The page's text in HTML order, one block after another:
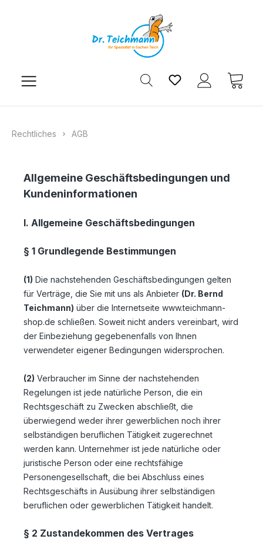
Du hast 0
Rechtliches AGB
Allgemeine Geschäftsbedingungen und
Kundeninformationen
I. Allgemeine Geschäftsbedingungen
§ 1 Grundlegende Bestimmungen
(1) Die nachstehenden Geschäftsbedingungen gelten
für Verträge, die Sie mit uns als Anbieter (Dr. Bernd
Teichmann) über die Internetseite www.teichmann-
shop.de schließen. Soweit nicht anders vereinbart, wird
der Einbeziehung gegebenenfalls von Ihnen
verwendeter eigener Bedingungen widersprochen.
(2) Verbraucher im Sinne der nachstehenden
Regelungen ist jede natürliche Person, die ein
Rechtsgeschäft zu Zwecken abschließt, die
überwiegend weder ihrer gewerblichen noch ihrer
selbständigen beruflichen Tätigkeit zugerechnet
werden kann. Unternehmer ist jede natürliche oder
juristische Person oder eine rechtsfähige
Personengesellschaft, die bei Abschluss eines
Rechtsgeschäfts in Ausübung ihrer selbständigen
beruflichen oder gewerblichen Tätigkeit handelt.
§ 2 Zustandekommen des Vertrages